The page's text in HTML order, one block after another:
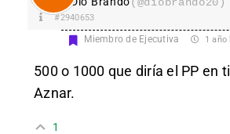
#2940653
Miembro de Ejecutiva 1 año
500 o 1000 que diría el PP en
Aznar.
1